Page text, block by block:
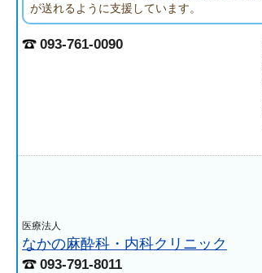
が送れるように支援しています。
093-761-0090
医療法人
なかの麻酔科・内科クリニック
093-791-8011